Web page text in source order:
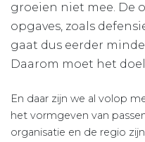
groeien niet mee. De
opgaves, zoals
gaat dus eerder
Daarom moet het
En daar zijn we al volop
het vormgeven van
organisatie en de regio